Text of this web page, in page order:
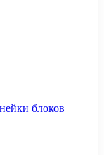
блоков